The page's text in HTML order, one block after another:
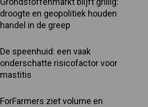
droogte en geopolitiek houden
handel in de greep
De speenhuid: een vaak
onderschatte risicofactor voor
mastitis
ForFarmers ziet volume en